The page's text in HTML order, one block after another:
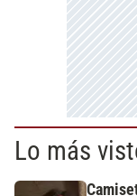
Lo más